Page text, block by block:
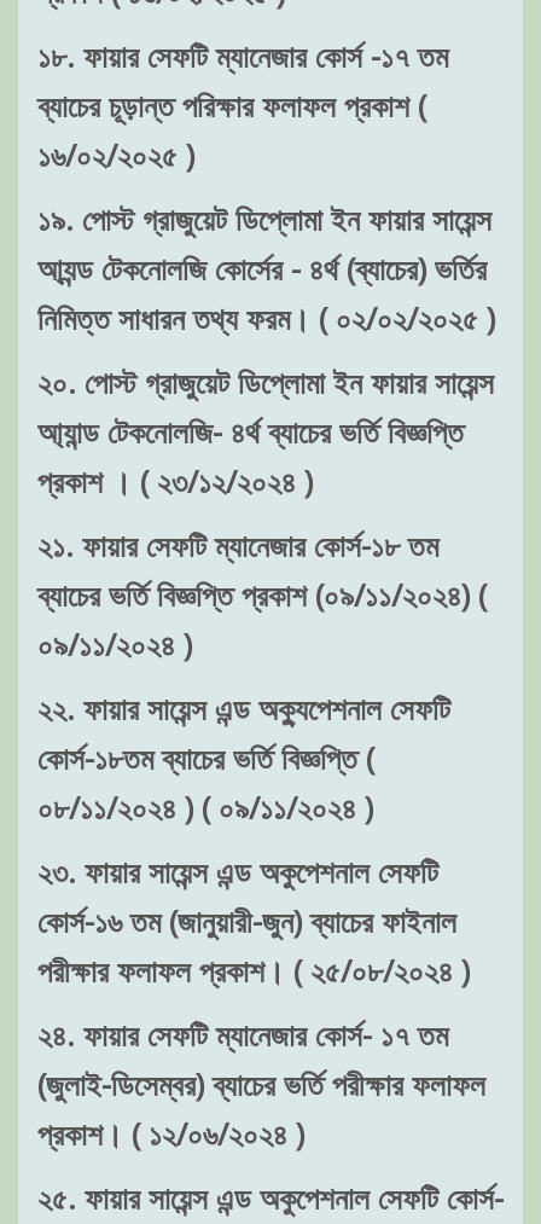
১৮. ফায়ার সেফটি ম্যানেজার কোর্স -১৭ তম
ব্যাচের চূড়ান্ত পরিক্ষার ফলাফল প্রকাশ (
১৬/০২/২০২৫ )
১৯. পোস্ট গ্রাজুয়েট ডিপ্লোমা ইন ফায়ার সায়েন্স
আ্যন্ড টেকনোলজি কোর্সের - ৪র্থ (ব্যাচের) ভর্তির
নিমিত্ত সাধারন তথ্য ফরম। ( ০২/০২/২০২৫ )
২০. পোস্ট গ্রাজুয়েট ডিপ্লোমা ইন ফায়ার সায়েন্স
আ্যান্ড টেকনোলজি- ৪র্থ ব্যাচের ভর্তি বিজ্ঞপ্তি
প্রকাশ । ( ২৩/১২/২০২৪ )
২১. ফায়ার সেফটি ম্যানেজার কোর্স-১৮ তম
ব্যাচের ভর্তি বিজ্ঞপ্তি প্রকাশ (০৯/১১/২০২৪) (
০৯/১১/২০২৪ )
২২. ফায়ার সায়েন্স এন্ড অক্যুপেশনাল সেফটি
কোর্স-১৮তম ব্যাচের ভর্তি বিজ্ঞপ্তি (
০৮/১১/২০২৪ ) ( ০৯/১১/২০২৪ )
২৩. ফায়ার সায়েন্স এন্ড অকুপেশনাল সেফটি
কোর্স-১৬ তম (জানুয়ারী-জুন) ব্যাচের ফাইনাল
পরীক্ষার ফলাফল প্রকাশ। ( ২৫/০৮/২০২৪ )
২৪. ফায়ার সেফটি ম্যানেজার কোর্স- ১৭ তম
(জুলাই-ডিসেম্বর) ব্যাচের ভর্তি পরীক্ষার ফলাফল
প্রকাশ। ( ১২/০৬/২০২৪ )
২৫. ফায়ার সায়েন্স এন্ড অকুপেশনাল সেফটি কোর্স-